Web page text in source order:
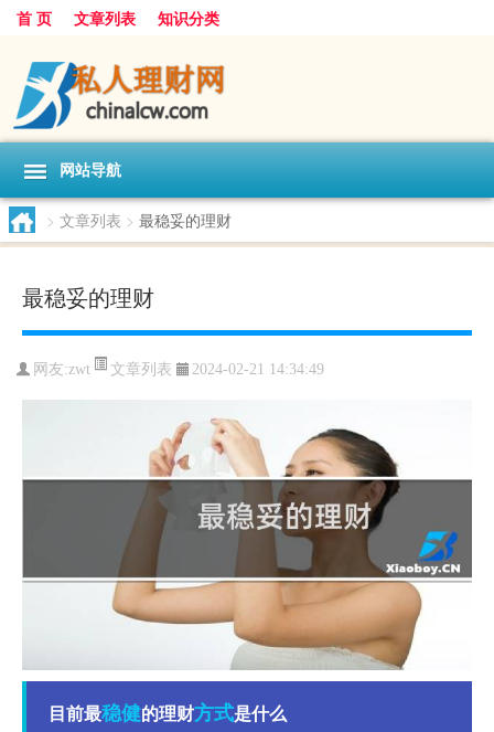
首 页 文章列表 知识分类
网站导航
> 文章列表 > 最稳妥的理财
最稳妥的理财
网友:zwt 文章列表 2024-02-21 14:34:49
目前最稳健的理财方式是什么